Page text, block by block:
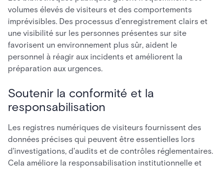
volumes élevés de visiteurs et des comportements
imprévisibles. Des processus d'enregistrement clairs et
une visibilité sur les personnes présentes sur site
favorisent un environnement plus sûr, aident le
personnel à réagir aux incidents et améliorent la
préparation aux urgences.
Soutenir la conformité et la
responsabilisation
Les registres numériques de visiteurs fournissent des
données précises qui peuvent être essentielles lors
d'investigations, d'audits et de contrôles réglementaires.
Cela améliore la responsabilisation institutionnelle et